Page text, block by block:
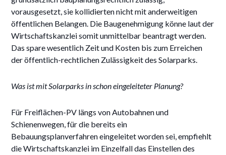
vorausgesetzt, sie kollidierten nicht mit anderweitigen
öffentlichen Belangen. Die Baugenehmigung könne laut der
Wirtschaftskanzlei somit unmittelbar beantragt werden.
Das spare wesentlich Zeit und Kosten bis zum Erreichen
der öffentlich-rechtlichen Zulässigkeit des Solarparks.
Was ist mit Solarparks in schon eingeleiteter Planung?
Für Freiflächen-PV längs von Autobahnen und
Schienenwegen, für die bereits ein
Bebauungsplanverfahren eingeleitet worden sei, empfiehlt
die Wirtschaftskanzlei im Einzelfall das Einstellen des